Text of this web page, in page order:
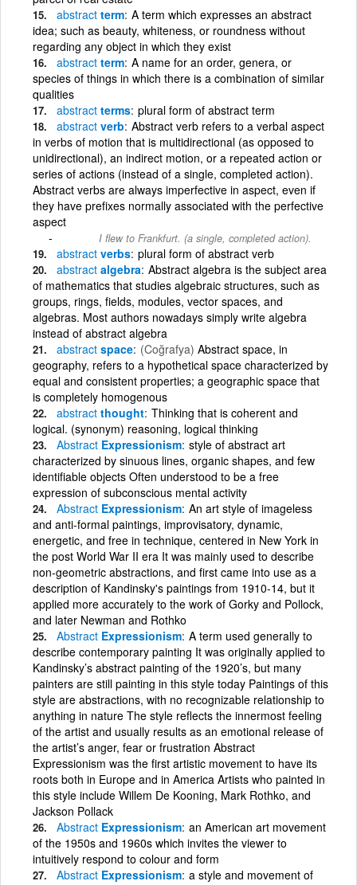
abstract term A term which expresses an abstract
idea; such as beauty, whiteness, or roundness without
regarding any object in which they exist
abstract term A name for an order, genera, or
species of things in which there is a combination of similar
qualities
abstract terms plural form of abstract term
abstract verb Abstract verb refers to a verbal aspect
in verbs of motion that is multidirectional (as opposed to
unidirectional), an indirect motion, or a repeated action or
series of actions (instead of a single, completed action).
Abstract verbs are always imperfective in aspect, even if
they have prefixes normally associated with the perfective
aspect
I flew to Frankfurt. (a single, completed action).
abstract verbs plural form of abstract verb
abstract algebra Abstract algebra is the subject area
of mathematics that studies algebraic structures, such as
groups, rings, fields, modules, vector spaces, and
algebras. Most authors nowadays simply write algebra
instead of abstract algebra
abstract space (Coğrafya) Abstract space, in
geography, refers to a hypothetical space characterized by
equal and consistent properties; a geographic space that
is completely homogenous
abstract thought Thinking that is coherent and
logical. (synonym) reasoning, logical thinking
Abstract Expressionism style of abstract art
characterized by sinuous lines, organic shapes, and few
identifiable objects Often understood to be a free
expression of subconscious mental activity
Abstract Expressionism An art style of imageless
and anti-formal paintings, improvisatory, dynamic,
energetic, and free in technique, centered in New York in
the post World War II era It was mainly used to describe
non-geometric abstractions, and first came into use as a
description of Kandinsky's paintings from 1910-14, but it
applied more accurately to the work of Gorky and Pollock,
and later Newman and Rothko
Abstract Expressionism A term used generally to
describe contemporary painting It was originally applied to
Kandinsky’s abstract painting of the 1920’s, but many
painters are still painting in this style today Paintings of this
style are abstractions, with no recognizable relationship to
anything in nature The style reflects the innermost feeling
of the artist and usually results as an emotional release of
the artist’s anger, fear or frustration Abstract
Expressionism was the first artistic movement to have its
roots both in Europe and in America Artists who painted in
this style include Willem De Kooning, Mark Rothko, and
Jackson Pollack
Abstract Expressionism an American art movement
of the 1950s and 1960s which invites the viewer to
intuitively respond to colour and form
Abstract Expressionism a style and movement of